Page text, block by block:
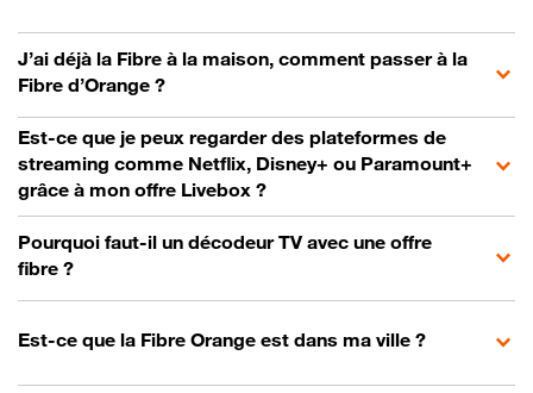
J’ai déjà la Fibre à la maison, comment passer à la
Fibre d’Orange ?
Est-ce que je peux regarder des plateformes de
streaming comme Netflix, Disney+ ou Paramount+
grâce à mon offre Livebox ?
Pourquoi faut-il un décodeur TV avec une offre
fibre ?
Est-ce que la Fibre Orange est dans ma ville ?